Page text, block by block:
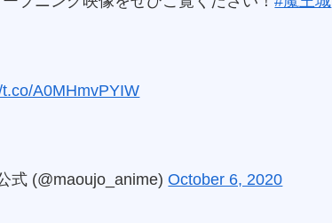
A0MHmvPYIW
式 (@maoujo_anime)October 6, 2020